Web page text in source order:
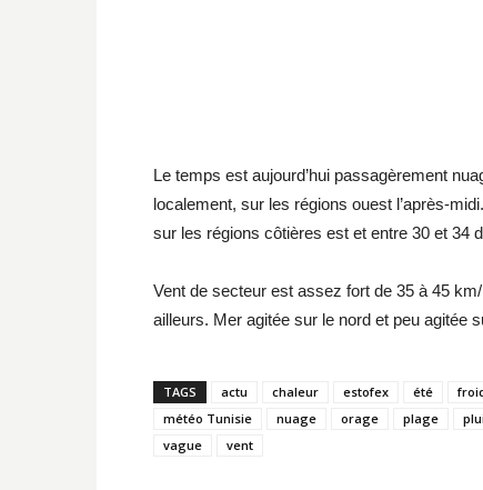
Le temps est aujourd’hui passagèrement
localement, sur les régions ouest l’après-
sur les régions côtières est et entre 30 et 34
Vent de secteur est assez fort de 35 à 45
ailleurs. Mer agitée sur le nord et peu agitée
TAGS actu chaleur estofex été
météo Tunisie
nuage orage plage
vague
vent